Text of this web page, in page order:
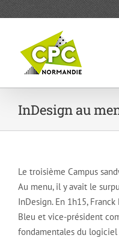
InDesign au
Le troisième Campus
Au menu, il y avait le
InDesign. En 1h15,
Bleu et vice-président
fondamentales du